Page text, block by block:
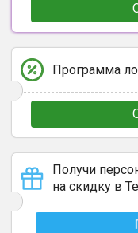
Программа
Получи
на скидку в